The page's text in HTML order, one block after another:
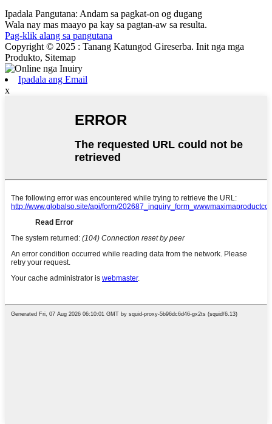
Ipadala Pangutana: Andam sa pagkat-on og dugang
Wala nay mas maayo pa kay sa pagtan-aw sa resulta.
Pag-klik alang sa pangutana
Copyright © 2025 : Tanang Katungod Gireserba. Init nga mga
Produkto, Sitemap
Ipadala ang Email
x